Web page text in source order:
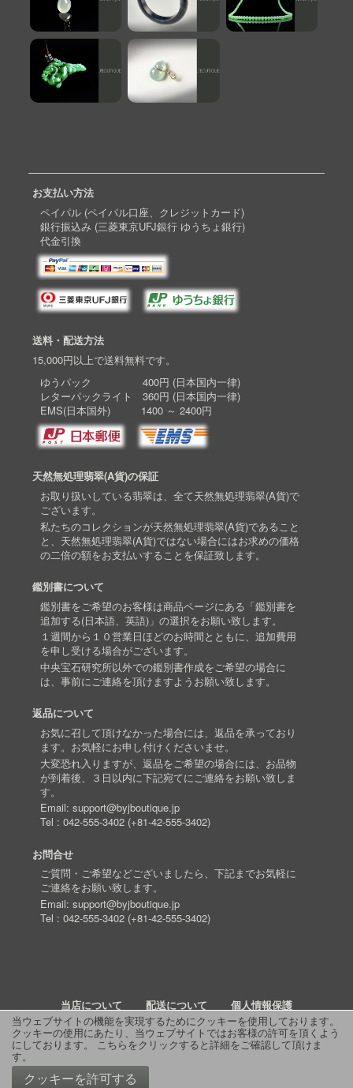
当ウェブサイトの機能を実現するためにクッキーを使用しております。
クッキーの使用にあたり、当ウェブサイトではお客様の許可を頂くよう
にしております。 こちらをクリックすると詳細をご確認して頂けま
す。
クッキーを許可する
お支払い方法
ペイパル (ペイパル口座、クレジットカード)
銀行振込み (三菱東京UFJ銀行 ゆうちょ銀行)
代金引換
送料・配送方法
15,000円以上で送料無料です。
ゆうパック 400円 (日本国内一律)
レターパックライト 360円 (日本国内一律)
EMS(日本国外) 1400 ～ 2400円
天然無処理翡翠(A貨)の保証
お取り扱いしている翡翠は、全て天然無処理翡翠(A貨)で
ございます。
私たちのコレクションが天然無処理翡翠(A貨)であること
と、天然無処理翡翠(A貨)ではない場合にはお求めの価格
の二倍の額をお支払いすることを保証致します。
鑑別書について
鑑別書をご希望のお客様は商品ページにある「鑑別書を
追加する(日本語、英語)」の選択をお願い致します。
１週間から１０営業日ほどのお時間とともに、追加費用
を申し受ける場合がございます。
中央宝石研究所以外での鑑別書作成をご希望の場合に
は、事前にご連絡を頂けますようお願い致します。
返品について
お気に召して頂けなかった場合には、返品を承っており
ます。お気軽にお申し付けくださいませ。
大変恐れ入りますが、返品をご希望の場合には、お品物
が到着後、３日以内に下記宛てにご連絡をお願い致しま
す。
Email: support@byjboutique.jp
Tel : 042-555-3402(+81-42-555-3402)
お問合せ
ご質問・ご希望などございましたら、下記までお気軽に
ご連絡をお願い致します。
Email: support@byjboutique.jp
Tel : 042-555-3402(+81-42-555-3402)
当店について 配送について
個人情報保護
詳細検索
よくあるご質問 お問い合わせ RSS
© 2011 J Boutique